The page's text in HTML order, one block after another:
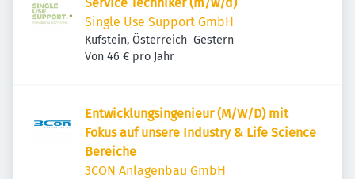
Single Use Support GmbH
Kufstein, Österreich Veröffentlicht
Gestern
Von 46 € pro Jahr
Entwicklungsingenieur (M/W/D) mit
Fokus auf unsere Industry & Life Science
Bereiche
3CON Anlagenbau GmbH